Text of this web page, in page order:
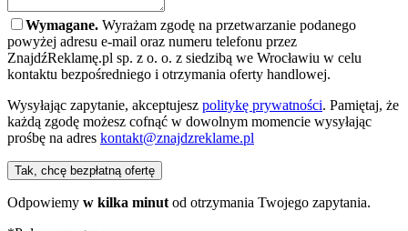
Wymagane. Wyrażam zgodę na przetwarzanie podanego
powyżej adresu e-mail oraz numeru telefonu przez
ZnajdźReklamę.pl sp. z o. o. z siedzibą we Wrocławiu w celu
kontaktu bezpośredniego i otrzymania oferty handlowej.
Wysyłając zapytanie, akceptujesz politykę prywatności. Pamiętaj, że
każdą zgodę możesz cofnąć w dowolnym momencie wysyłając
prośbę na adres kontakt@znajdzreklame.pl
Tak, chcę bezpłatną ofertę
Odpowiemy w kilka minut od otrzymania Twojego zapytania.